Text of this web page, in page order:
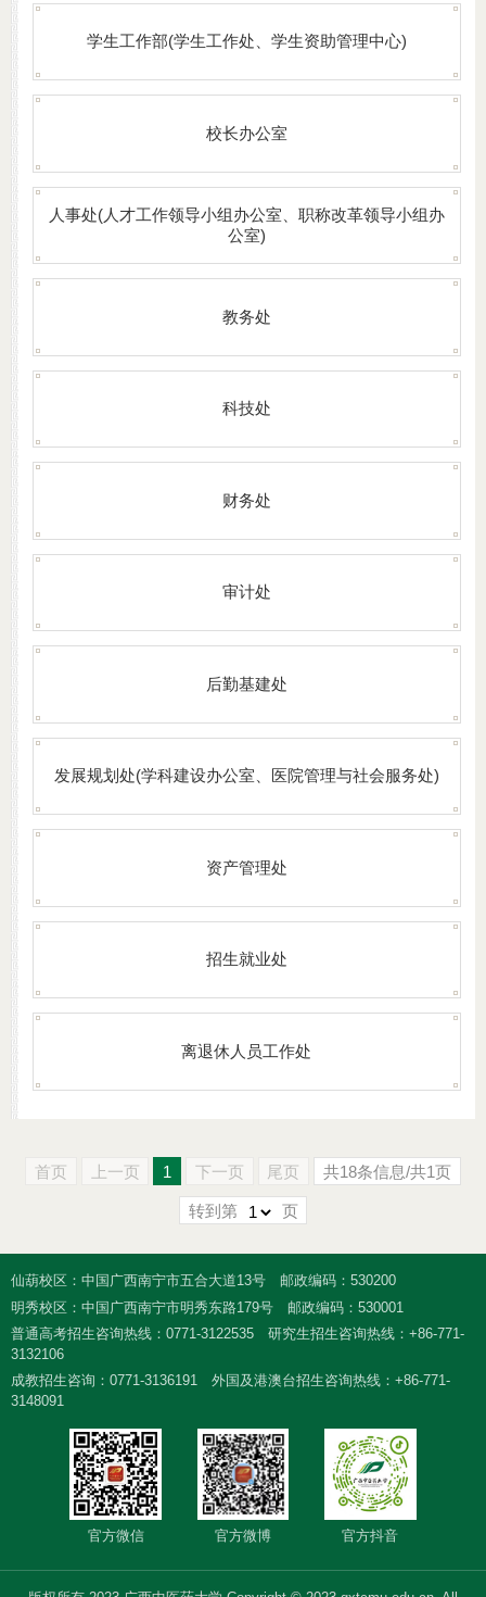
学生工作部(学生工作处、学生资助管理中心)
校长办公室
人事处(人才工作领导小组办公室、职称改革领导小组办
公室)
教务处
科技处
财务处
审计处
后勤基建处
发展规划处(学科建设办公室、医院管理与社会服务处)
资产管理处
招生就业处
离退休人员工作处
首页 上一页 1 下一页 尾页 共18条信息/共1页
转到第 页
仙葫校区：中国广西南宁市五合大道13号
邮政编码：530200
明秀校区：中国广西南宁市明秀东路179号
邮政编码：530001
普通高考招生咨询热线：0771-3122535
研究生招生咨询热线：+86-771-
3132106
成教招生咨询：0771-3136191
外国及港澳台招生咨询热线：+86-771-
3148091
官方微信 官方微博 官方抖音